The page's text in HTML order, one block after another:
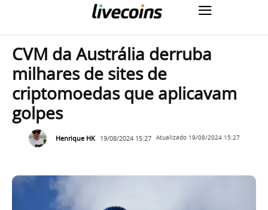
CVM da Austrália derruba
milhares de sites de
criptomoedas que aplicavam
golpes
Henrique HK 19/08/2024 15:27 Atualizado 19/08/2024 15:27